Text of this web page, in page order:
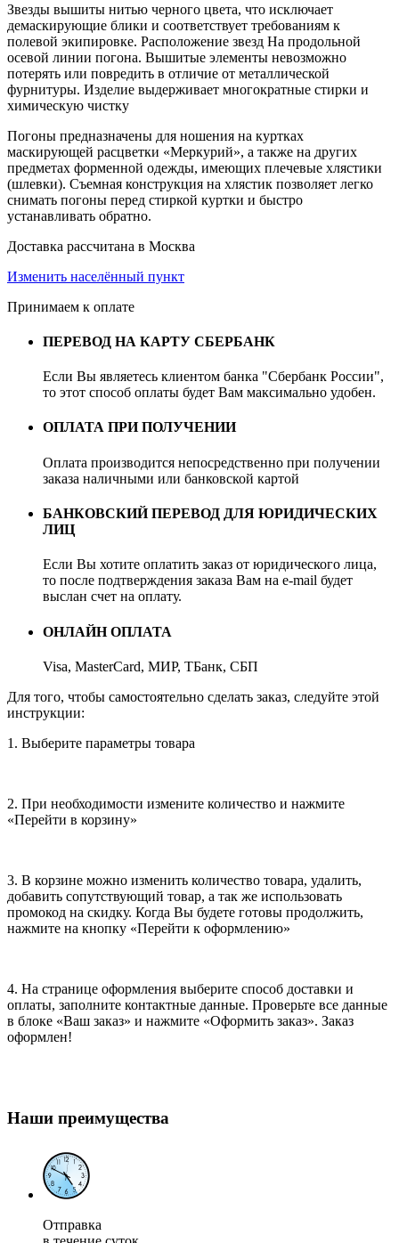
Звезды вышиты нитью черного цвета, что исключает
демаскирующие блики и соответствует требованиям к
полевой экипировке. Расположение звезд На продольной
осевой линии погона. Вышитые элементы невозможно
потерять или повредить в отличие от металлической
фурнитуры. Изделие выдерживает многократные стирки и
химическую чистку
Погоны предназначены для ношения на куртках
маскирующей расцветки «Меркурий», а также на других
предметах форменной одежды, имеющих плечевые хлястики
(шлевки). Съемная конструкция на хлястик позволяет легко
снимать погоны перед стиркой куртки и быстро
устанавливать обратно.
Доставка рассчитана в Москва
Изменить населённый пункт
Принимаем к оплате
ПЕРЕВОД НА КАРТУ СБЕРБАНК
Если Вы являетесь клиентом банка "Сбербанк России",
то этот способ оплаты будет Вам максимально удобен.
ОПЛАТА ПРИ ПОЛУЧЕНИИ
Оплата производится непосредственно при получении
заказа наличными или банковской картой
БАНКОВСКИЙ ПЕРЕВОД ДЛЯ ЮРИДИЧЕСКИХ
ЛИЦ
Если Вы хотите оплатить заказ от юридического лица,
то после подтверждения заказа Вам на e-mail будет
выслан счет на оплату.
ОНЛАЙН ОПЛАТА
Visa, MasterCard, МИР, ТБанк, СБП
Для того, чтобы самостоятельно сделать заказ, следуйте этой
инструкции:
1. Выберите параметры товара
2. При необходимости измените количество и нажмите
«Перейти в корзину»
3. В корзине можно изменить количество товара, удалить,
добавить сопутствующий товар, а так же использовать
промокод на скидку. Когда Вы будете готовы продолжить,
нажмите на кнопку «Перейти к оформлению»
4. На странице оформления выберите способ доставки и
оплаты, заполните контактные данные. Проверьте все данные
в блоке «Ваш заказ» и нажмите «Оформить заказ». Заказ
оформлен!
Наши преимущества
Отправка